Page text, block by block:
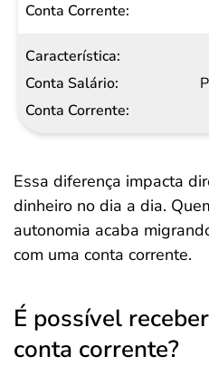
Essa diferença impacta
dinheiro no dia a dia.
autonomia acaba
com uma conta corrente.
É possível
conta corrente?